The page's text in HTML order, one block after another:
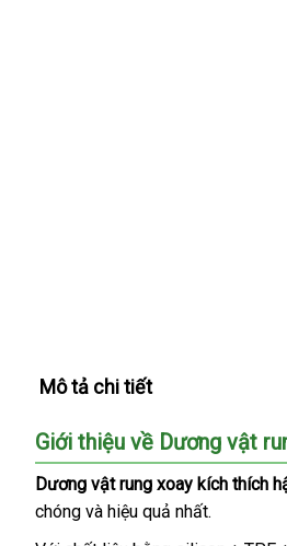
Mô tả chi tiết
Giới thiệu về Dương vật
Dương vật rung xoay kích thích
chóng thế
giới
và hiệu quả nhất.